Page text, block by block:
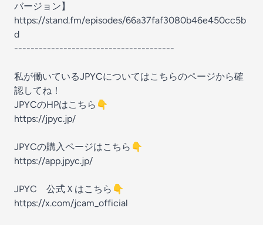
バージョン】
https://stand.fm/episodes/66a37faf3080b46e450cc5b
d
---------------------------------------
私が働いているJPYCについてはこちらのページから確
認してね！
JPYCのHPはこちら👇
https://jpyc.jp/
JPYCの購入ページはこちら👇
https://app.jpyc.jp/
JPYC 公式Ｘはこちら👇
https://x.com/jcam_official